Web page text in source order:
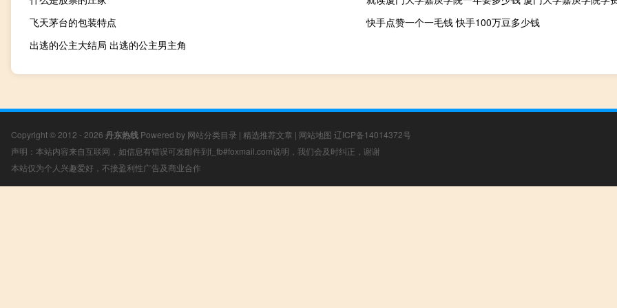
飞天茅台的包装特点
快手点赞一个一毛钱 快手100万豆多少钱
出逃的公主大结局 出逃的公主男主角
Copyright © 2012 - 2026 丹东热线 Powered by 网站分类目录 | 精选推荐文章 | 网站地图 辽ICP备14014372号
声明：本站内容来自互联网，如信息有错误可发邮件到f_fb#foxmail.com说明，我们会及时纠正，谢谢
本站仅为个人兴趣爱好，不接盈利性广告及商业合作